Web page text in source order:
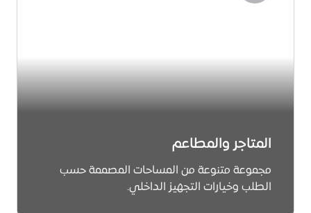
المتاجر والمطاعم
مجموعة متنوعة من المساحات المصممة حسب
الطلب وخيارات التجهيز الداخلي.